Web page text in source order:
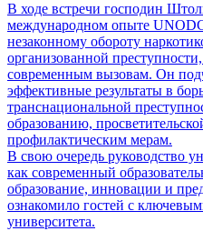
В ходе встречи господин
международном опыте
незаконному обороту
организованной
современным вызовам. Он
эффективные результаты в
транснациональной
образованию,
профилактическим мерам.
В свою очередь руководство
как современный
образование, инновации и
ознакомило гостей с
университета.